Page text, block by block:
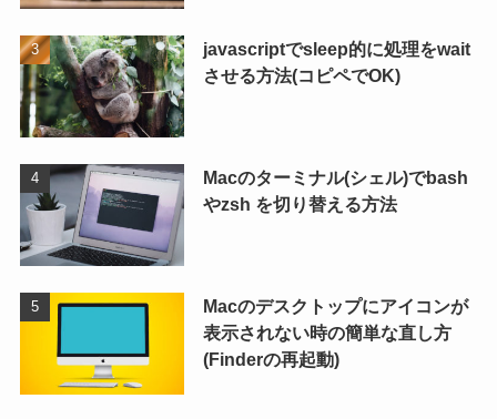
javascriptでsleep的に処理をwait
させる方法(コピペでOK)
Macのターミナル(シェル)でbash
やzsh を切り替える方法
Macのデスクトップにアイコンが
表示されない時の簡単な直し方
(Finderの再起動)